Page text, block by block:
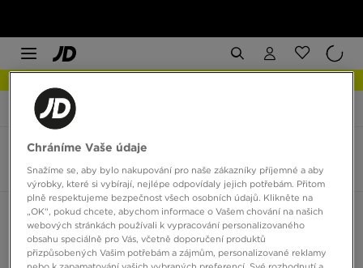
JD Sports Nike Revolution 7
Nike Revolution 7
1 produkt
Seřadit:Doporučené Filtrovat
Chráníme Vaše údaje
Snažíme se, aby bylo nakupování pro naše zákazníky příjemné a aby
výrobky, které si vybírají, nejlépe odpovídaly jejich potřebám. Přitom
plně respektujeme bezpečnost všech osobních údajů. Klikněte na
„OK“, pokud chcete, abychom informace o Vašem chování na našich
webových stránkách používali k vypracování personalizovaného
obsahu speciálně pro Vás, včetně doporučení produktů
přizpůsobených Vašim potřebám a zájmům, personalizované reklamy